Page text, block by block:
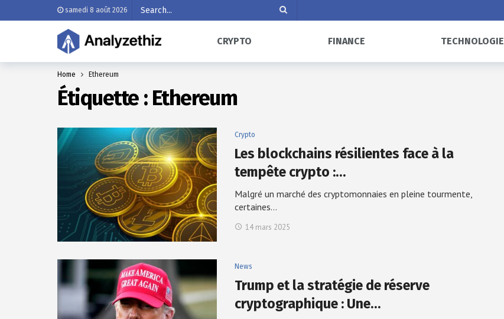
samedi 8 août 2026
CRYPTO FINANCE TECHNOLOGIE
Home Ethereum
Étiquette : Ethereum
Crypto
Les blockchains résilientes face à la
tempête crypto :…
Malgré un marché des cryptomonnaies en pleine tourmente,
certaines…
14 mars 2025
News
Trump et la stratégie de réserve
cryptographique : Une…